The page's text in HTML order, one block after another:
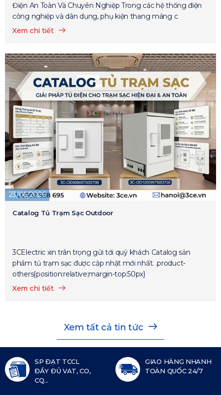
Điện An Toàn Và Chuyên Nghiệp Trong các hệ thống điện
công nghiệp và dân dụng, phụ kiện thang máng c
Xem chi tiết
23/06/2026
Catalog Tủ Trạm Sạc Outdoor
3CElectric xin trân trọng gửi tới quý khách Catalog sản
phẩm tủ trạm sạc được cập nhật mới nhất. .product-
others{position:relative;margin-top:50px}
Xem chi tiết
Xem tất cả tin tức
SP ĐẠT TCCL
ĐẦY ĐỦ VAT, CO,
CQ...
GIAO HÀNG NHANH
TOÀN QUỐC 24/7